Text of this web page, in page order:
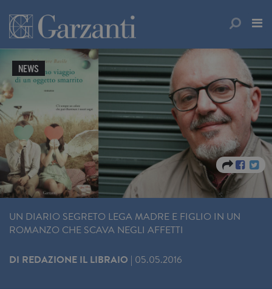
NEWS
UN DIARIO SEGRETO LEGA MADRE E FIGLIO IN UN
ROMANZO CHE SCAVA NEGLI AFFETTI
DI REDAZIONE IL LIBRAIO | 05.05.2016